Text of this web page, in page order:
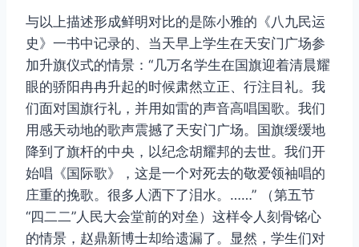
与以上描述形成鲜明对比的是陈小雅的《八九民运
史》一书中记录的、当天早上学生在天安门广场参
加升旗仪式的情景：“几万名学生在国旗迎着清晨耀
眼的骄阳冉冉升起的时候肃然立正、行注目礼。我
们面对国旗行礼，并用如雷的声音高唱国歌。我们
用感天动地的歌声震撼了天安门广场。国旗缓缓地
降到了旗杆的中央，以纪念胡耀邦的去世。我们开
始唱《国际歌》，这是一个对死去的敬爱领袖唱的
庄重的挽歌。很多人洒下了泪水。……” （第五节
“四二二”人民大会堂前的对垒）这样令人刻骨铭心
的情景，赵鼎新博士却给遗漏了。显然，学生们对